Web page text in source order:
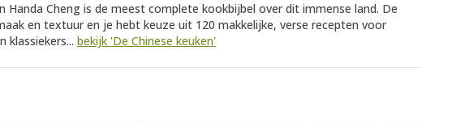
Handa Cheng is de meest complete kookbijbel over dit immense land. De
en textuur en je hebt keuze uit 120 makkelijke, verse recepten voor
klassiekers... bekijk 'De Chinese keuken'